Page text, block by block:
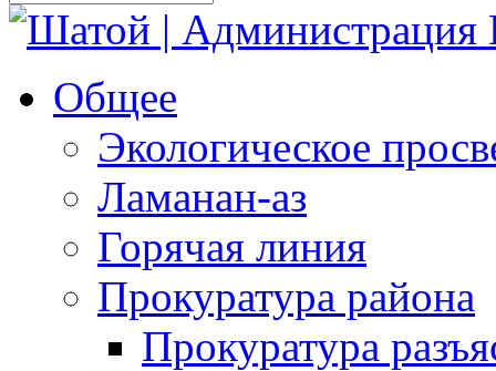
Общее
Экологическое
Ламанан-аз
Горячая линия
Прокуратура района
Прокуратура